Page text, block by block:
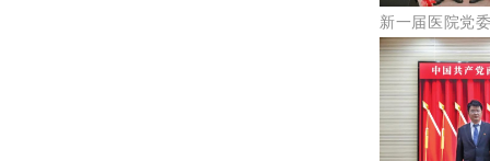
新一届医院党